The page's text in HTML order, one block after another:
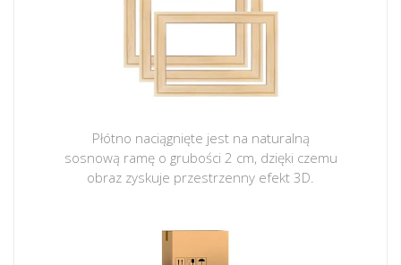
Płótno naciągnięte jest na naturalną
sosnową ramę o grubości 2 cm, dzięki czemu
obraz zyskuje przestrzenny efekt 3D.